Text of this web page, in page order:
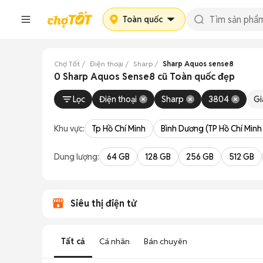
Toàn quốc
Chợ Tốt Điện thoại Sharp Sharp Aquos sense8
0 Sharp Aquos Sense8 cũ Toàn quốc đẹp
Lọc Điện thoại Sharp 3804
Khu vực: Tp Hồ Chí Minh Bình Dương (TP Hồ Chí
Dung lượng: 64 GB 128 GB 256 GB 512 GB
Siêu thị điện tử
Tất cả Cá nhân Bán chuyên